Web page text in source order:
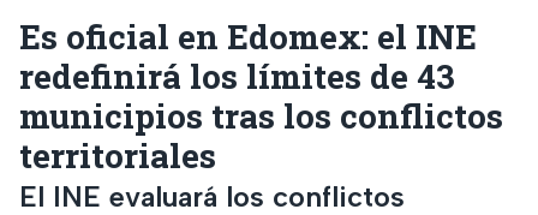
Es oficial en Edomex: el INE
redefinirá los límites de 43
municipios tras los conflictos
territoriales
El INE evaluará los conflictos